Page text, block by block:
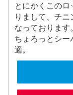
とにかくこの
りまして、チ
なっております
ちょろっとシー
適。